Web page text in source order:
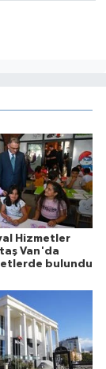
Hizmetler
Van'da
bulundu